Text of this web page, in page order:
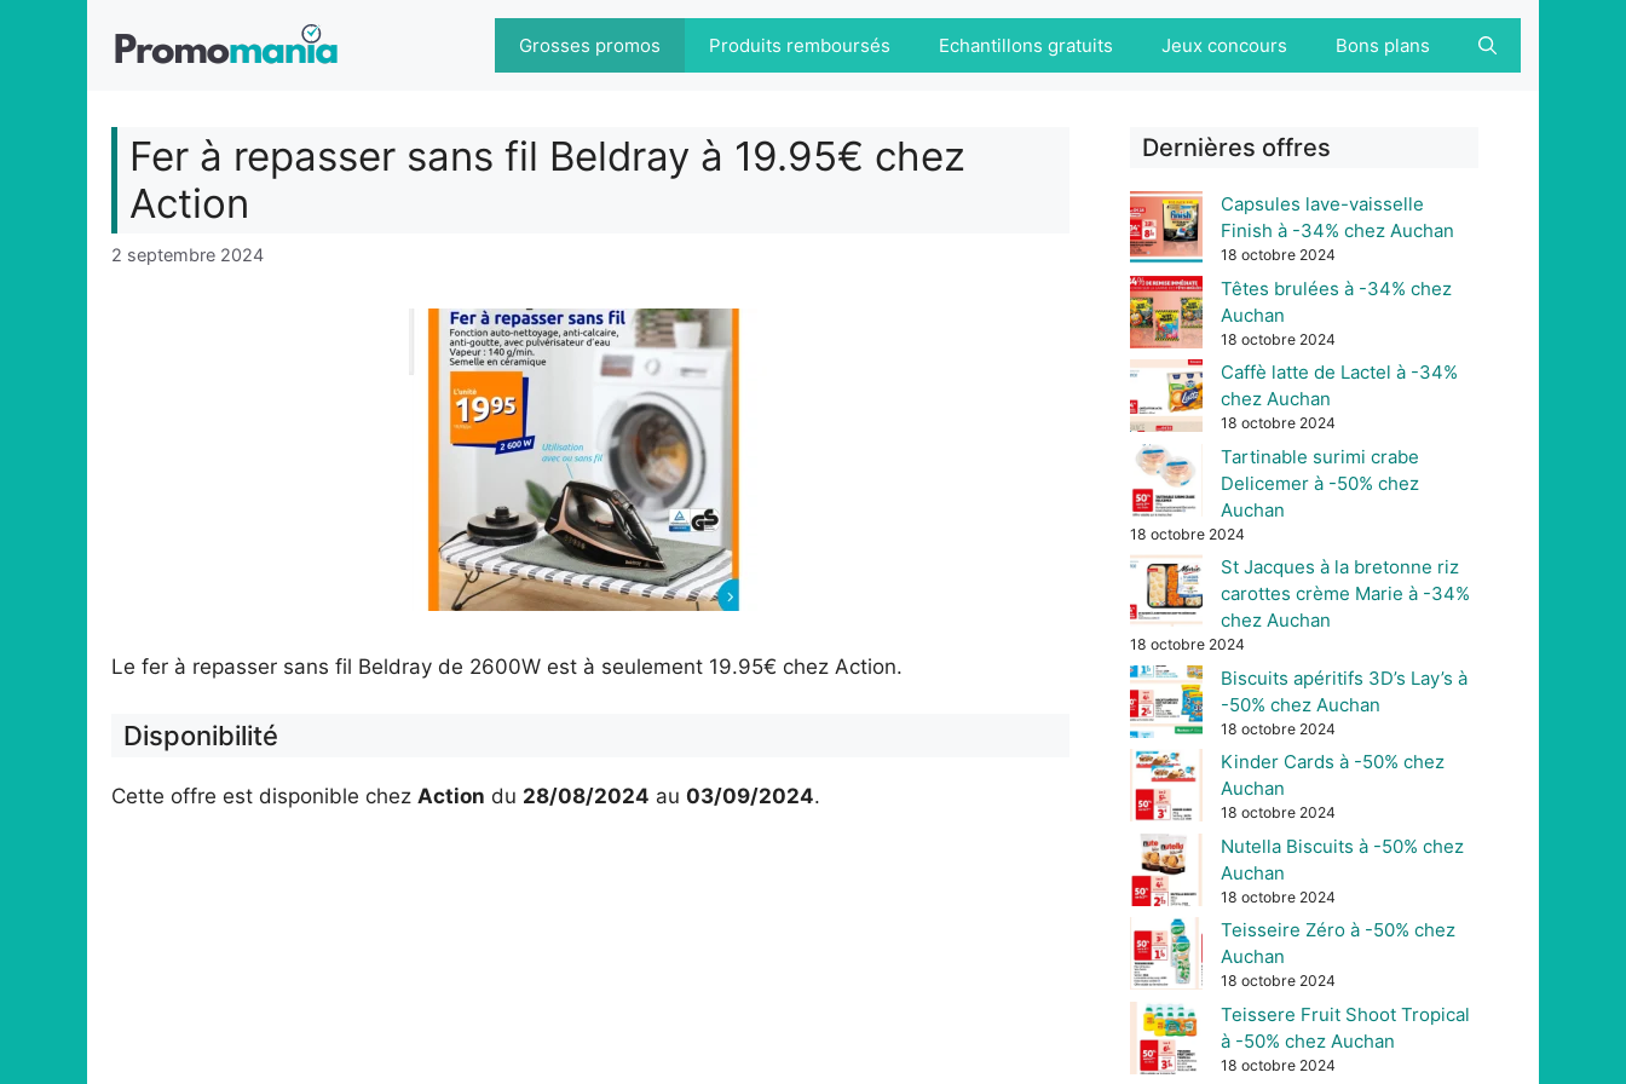
Grosses promos Produits remboursés Echantillons gratuits Jeux concours Bons plans
Fer à repasser sans fil Beldray à 19.95€ chez
Action
2 septembre 2024
Le fer à repasser sans fil Beldray de 2600W est à seulement 19.95€ chez Action.
Disponibilité
Cette offre est disponible chez Action du 28/08/2024 au 03/09/2024.
Dernières offres
Capsules lave-vaisselle
Finish à -34% chez Auchan
18 octobre 2024
Têtes brulées à -34% chez
Auchan
18 octobre 2024
Caffè latte de Lactel à -34%
chez Auchan
18 octobre 2024
Tartinable surimi crabe
Delicemer à -50% chez
Auchan
18 octobre 2024
St Jacques à la bretonne riz
carottes crème Marie à -34%
chez Auchan
18 octobre 2024
Biscuits apéritifs 3D’s Lay’s à
-50% chez Auchan
18 octobre 2024
Kinder Cards à -50% chez
Auchan
18 octobre 2024
Nutella Biscuits à -50% chez
Auchan
18 octobre 2024
Teisseire Zéro à -50% chez
Auchan
18 octobre 2024
Teissere Fruit Shoot Tropical
à -50% chez Auchan
18 octobre 2024